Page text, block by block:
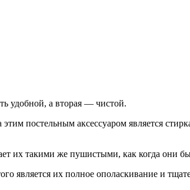
удобной, а вторая — чистой.
постельным аксессуаром является
их такими же пушистыми, как когда они
является их полное ополаскивание и